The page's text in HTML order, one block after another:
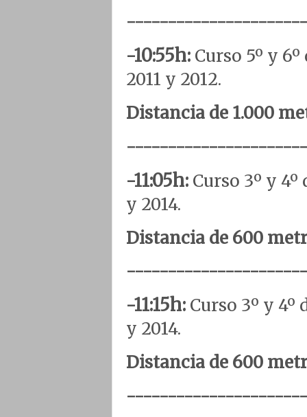
-10:55h: Curso 5º y
2011 y 2012.
Distancia de 1.000
-11:05h: Curso 3º y
y 2014.
Distancia de 600
-11:15h: Curso 3º y
y 2014.
Distancia de 600